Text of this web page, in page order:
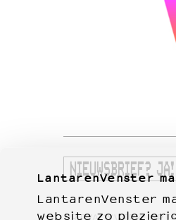
LantarenVenster
LantarenVenster
website zo
NIEUWSBRIEF? JA!